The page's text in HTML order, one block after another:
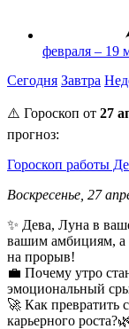
февраля – 19
Сегодня Завтра
⚠️ Гороскоп от 27
прогноз:
Гороскоп работы
Воскресенье, 27
✨ Дева, Луна в
вашим амбициям, а
на прорыв!
💼 Почему утро
эмоциональный
🚀 Как превратить
карьерного